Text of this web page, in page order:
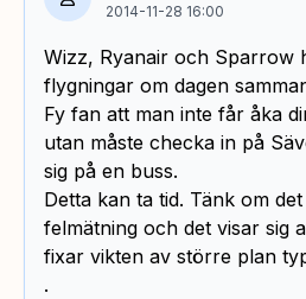
2014-11-28 16:00
Wizz, Ryanair och Sparrow
flygningar om dagen
Fy fan att man inte får åka
utan måste checka in på
sig på en buss.
Detta kan ta tid. Tänk om
felmätning och det visar sig
fixar vikten av större plan
.